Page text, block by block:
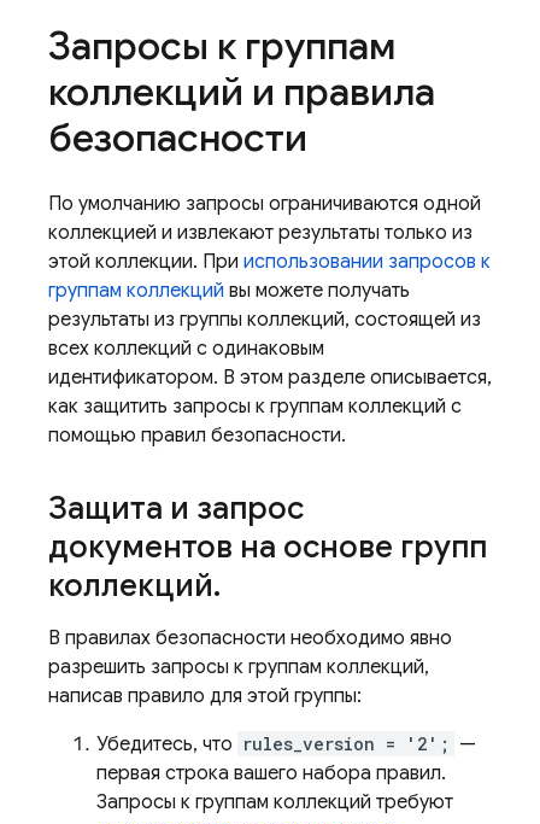
Запросы к группам
коллекций и правила
безопасности
По умолчанию запросы ограничиваются одной
коллекцией и извлекают результаты только из
этой коллекции. При использовании запросов к
группам коллекций вы можете получать
результаты из группы коллекций, состоящей из
всех коллекций с одинаковым
идентификатором. В этом разделе описывается,
как защитить запросы к группам коллекций с
помощью правил безопасности.
Защита и запрос
документов на основе групп
коллекций.
В правилах безопасности необходимо явно
разрешить запросы к группам коллекций,
написав правило для этой группы:
Убедитесь, что rules_version = '2';
—
первая строка вашего набора правил.
Запросы к группам коллекций требуют